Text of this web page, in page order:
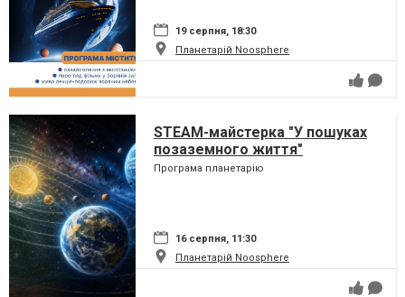
19 серпня, 18:30
Планетарій Noosphere
STEAM-майстерка "У пошуках
позаземного життя"
Програма планетарію
16 серпня, 11:30
Планетарій Noosphere